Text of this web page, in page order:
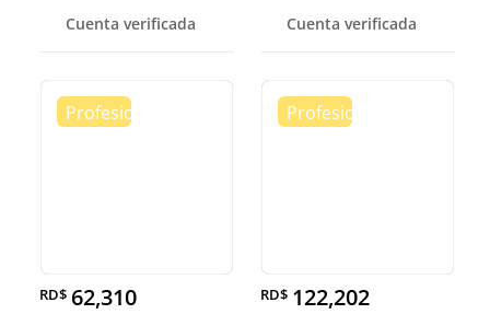
Cuenta verificada Cuenta verificada
RD$ 62,310 RD$ 122,202